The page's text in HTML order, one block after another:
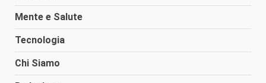
Mente e Salute
Tecnologia
Chi Siamo